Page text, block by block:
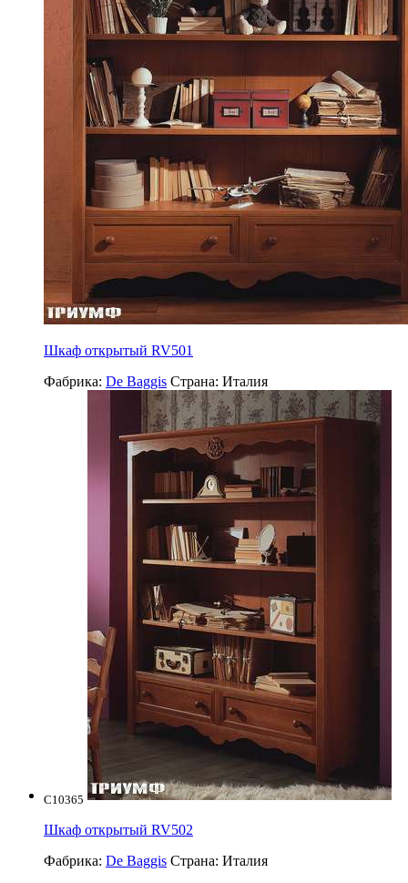
Шкаф открытый RV501
Фабрика: De Baggis Страна: Италия
C10365
Шкаф открытый RV502
Фабрика: De Baggis Страна: Италия